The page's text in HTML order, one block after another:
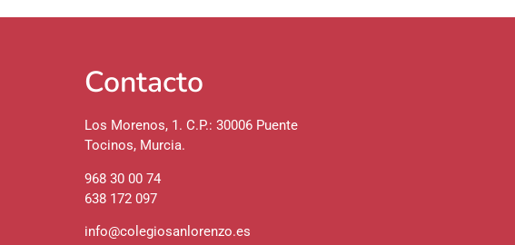
Contacto
Los Morenos, 1. C.P.: 30006 Puente
Tocinos, Murcia.
968 30 00 74
638 172 097
info@colegiosanlorenzo.es